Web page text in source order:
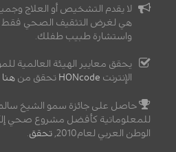
لا يقدم التشخيص أو العلاج
هي لغرض التثقيف الصحي فقط
واستشارة طبيب طفلك.
يحقق معايير الهيئة العالمية
الإنترنت HONcode تحقق من هنا
حاصل على جائزة سمو الشيخ سالم
للمعلوماتية كأفضل مشروع صحي
الوطن العربي لعام2010,
تحقق.